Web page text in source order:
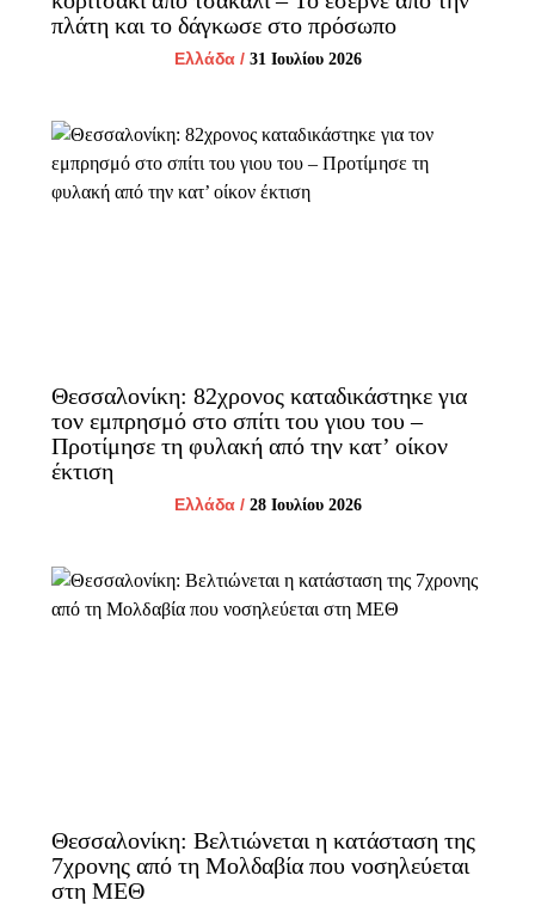
πλάτη και το δάγκωσε στο πρόσωπο
Ελλάδα/ 31 Ιουλίου 2026
Θεσσαλονίκη: 82χρονος καταδικάστηκε για
τον εμπρησμό στο σπίτι του γιου του –
Προτίμησε τη φυλακή από την κατ’ οίκον
έκτιση
Ελλάδα/ 28 Ιουλίου 2026
Θεσσαλονίκη: Βελτιώνεται η κατάσταση της
7χρονης από τη Μολδαβία που νοσηλεύεται
στη ΜΕΘ